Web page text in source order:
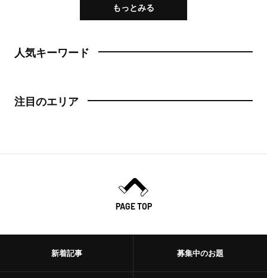
もっとみる
人気キーワード
注目のエリア
PAGE TOP
新着記事 募集中のお題